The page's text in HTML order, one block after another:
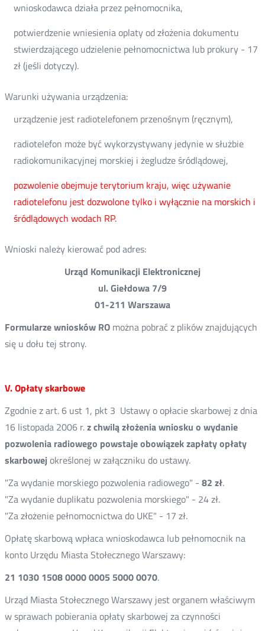
wnioskodawca działa przez pełnomocnika,
potwierdzenie wniesienia oplaty od złożenia dokumentu
stwierdzającego udzielenie pełnomocnictwa lub prokury - 17
zł (jeśli dotyczy).
Warunki używania urządzenia:
urządzenie jest radiotelefonem przenośnym (ręcznym),
radiotelefon może być wykorzystywany jedynie w służbie
radiokomunikacyjnej morskiej i żegludze śródlądowej,
pozwolenie obejmuje terytorium kraju, więc używanie
radiotelefonu jest dozwolone tylko i wyłącznie na morskich i
śródlądowych wodach RP.
Wnioski należy kierować pod adres:
Urząd Komunikacji Elektronicznej
ul. Giełdowa 7/9
01-211 Warszawa
Formularze wniosków ROmożna pobrać z plików znajdujących
się u dołu tej strony.
V. Opłaty skarbowe
Zgodnie z art. 6 ust 1, pkt 3 Ustawy o opłacie skarbowej z dnia
16 listopada 2006 r.z chwilą złożenia wniosku o wydanie
pozwolenia radiowego powstaje obowiązek zapłaty opłaty
skarbowej określonej w załączniku do ustawy.
"Za wydanie morskiego pozwolenia radiowego" - 82 zł.
"Za wydanie duplikatu pozwolenia morskiego" - 24 zł.
"Za złożenie pełnomocnictwa do UKE" - 17 zł.
Opłatę skarbową wpłaca wnioskodawca lub pełnomocnik na
konto Urzędu Miasta Stołecznego Warszawy:
21 1030 1508 0000 0005 5000 0070.
Urząd Miasta Stołecznego Warszawy jest organem właściwym
w sprawach pobierania opłaty skarbowej za czynności